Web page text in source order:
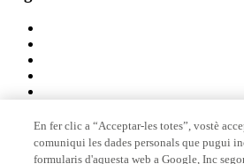
Membre de
En fer clic a “Acceptar-les totes”, vostè
comuniqui les dades personals que pugui
formularis d'aquesta web a Google, Inc